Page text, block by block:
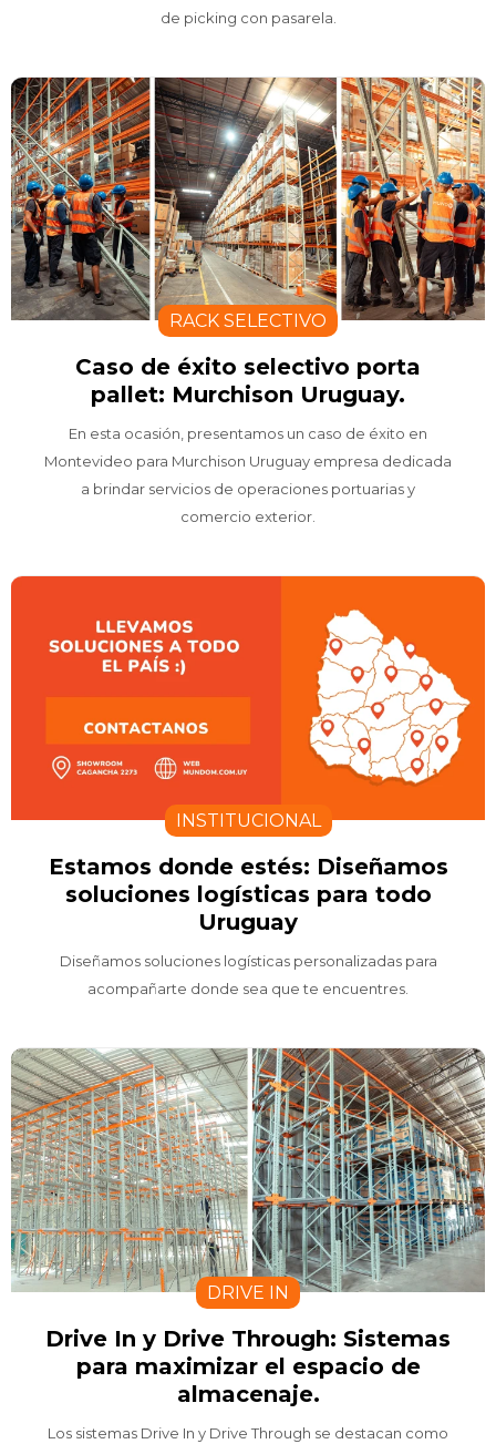
de picking con pasarela.
RACK SELECTIVO
Caso de éxito selectivo porta
pallet: Murchison Uruguay.
En esta ocasión, presentamos un caso de éxito en
Montevideo para Murchison Uruguay empresa dedicada
a brindar servicios de operaciones portuarias y
comercio exterior.
INSTITUCIONAL
Estamos donde estés: Diseñamos
soluciones logísticas para todo
Uruguay
Diseñamos soluciones logísticas personalizadas para
acompañarte donde sea que te encuentres.
DRIVE IN
Drive In y Drive Through: Sistemas
para maximizar el espacio de
almacenaje.
Los sistemas Drive In y Drive Through se destacan como